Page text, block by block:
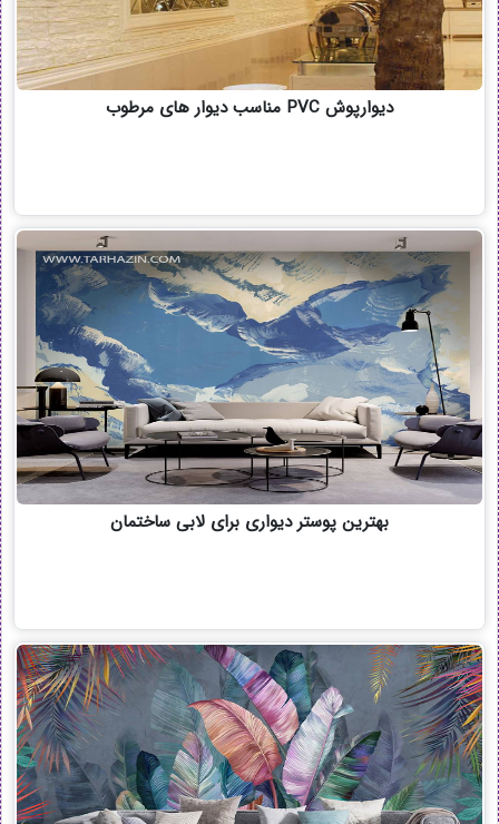
دیوارپوش PVC مناسب دیوار های مرطوب
بهترین پوستر دیواری برای لابی ساختمان